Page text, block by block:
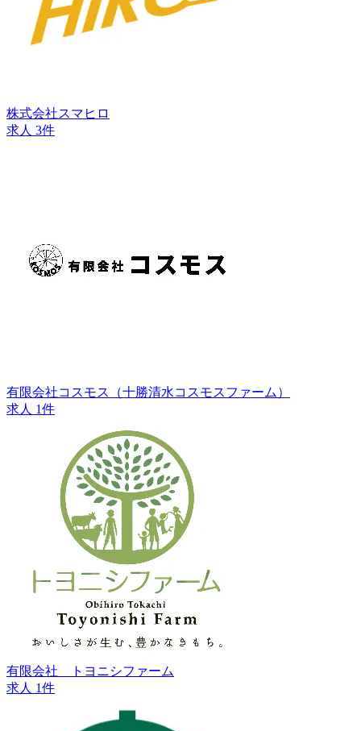
株式会社スマヒロ
求人 3件
有限会社コスモス（十勝清水コスモスファーム）
求人 1件
有限会社 トヨニシファーム
求人 1件